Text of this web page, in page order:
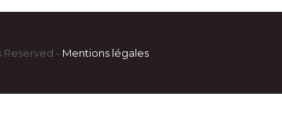
Reserved - Mentions légales